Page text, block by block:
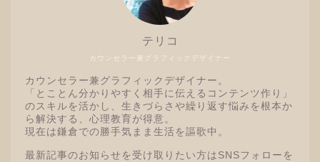
カウンセラー兼グラフィックデザイナー
テリコ
カウンセラー兼グラフィックデザイナー。
「とことん分かりやすく相手に伝えるコンテンツ作り」
のスキルを活かし、生きづらさや繰り返す悩みを根本か
ら解決する、心理教育が得意。
現在は鎌倉での勝手気まま生活を謳歌中。
最新記事のお知らせを受け取りたい方はSNSフォローを